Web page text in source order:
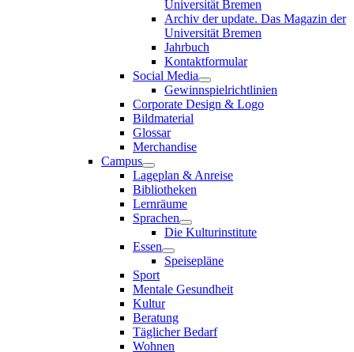
Universität Bremen
Archiv der update. Das Magazin der
Universität Bremen
Jahrbuch
Kontaktformular
Social Media
Gewinnspielrichtlinien
Corporate Design & Logo
Bildmaterial
Glossar
Merchandise
Campus
Lageplan & Anreise
Bibliotheken
Lernräume
Sprachen
Die Kulturinstitute
Essen
Speisepläne
Sport
Mentale Gesundheit
Kultur
Beratung
Täglicher Bedarf
Wohnen